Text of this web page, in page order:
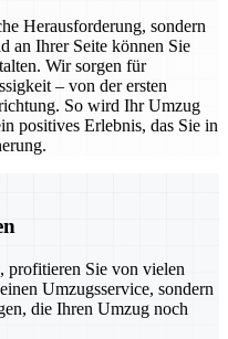
Herausforderung, sondern
an Ihrer Seite können Sie
Wir sorgen für
– von der ersten
So wird Ihr Umzug
positives Erlebnis, das Sie in
profitieren Sie von vielen
Umzugsservice, sondern
die Ihren Umzug noch